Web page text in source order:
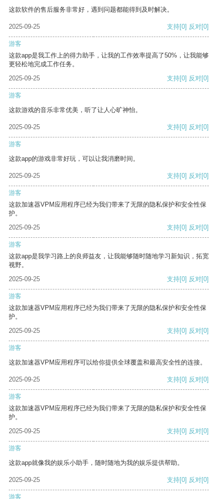
这款软件的售后服务非常好，遇到问题都能得到及时解决。
2025-09-25 支持[0] 反对[0]
游客
这款app是我工作上的得力助手，让我的工作效率提高了50%，让我能够
更轻松地完成工作任务。
2025-09-25
支持[0] 反对[0]
游客
这款游戏的音乐非常优美，听了让人心旷神怡。
2025-09-25 支持[0] 反对[0]
游客
这款app的游戏非常好玩，可以让我消磨时间。
2025-09-25 支持[0] 反对[0]
游客
这款加速器VPM应用程序已经为我们带来了无限的隐私保护和安全性保
护。
2025-09-25
支持[0] 反对[0]
游客
这款app是我学习路上的良师益友，让我能够随时随地学习新知识，拓宽
视野。
2025-09-25
支持[0] 反对[0]
游客
这款加速器VPM应用程序已经为我们带来了无限的隐私保护和安全性保
护。
2025-09-25
支持[0] 反对[0]
游客
这款加速器VPM应用程序可以给你提供全球覆盖和最高安全性的连接。
2025-09-25 支持[0] 反对[0]
游客
这款加速器VPM应用程序已经为我们带来了无限的隐私保护和安全性保
护。
2025-09-25
支持[0] 反对[0]
游客
这款app就像我的娱乐小助手，随时随地为我的娱乐提供帮助。
2025-09-25 支持[0] 反对[0]
游客